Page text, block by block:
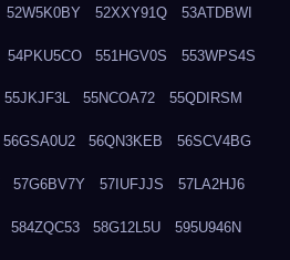
52W5K0BY 52XXY91Q 53ATDBWI
54PKU5CO 551HGV0S 553WPS4S
55JKJF3L 55NCOA72 55QDIRSM
56GSA0U2 56QN3KEB 56SCV4BG
57G6BV7Y 57IUFJJS 57LA2HJ6
584ZQC53 58G12L5U 595U946N